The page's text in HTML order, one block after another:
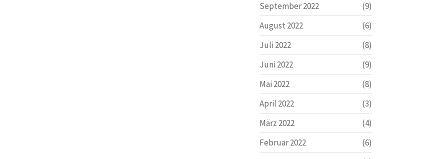
September 2022
(9)
August 2022
(6)
Juli 2022
(8)
Juni 2022
(9)
Mai 2022
(8)
April 2022
(3)
März 2022
(4)
Februar 2022
(6)